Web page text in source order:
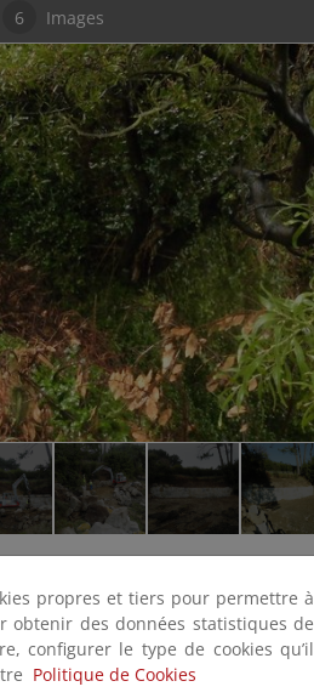
6 Images
propres et tiers pour permettre à
obtenir des données statistiques de
configurer le type de cookies qu’il
Politique de Cookies